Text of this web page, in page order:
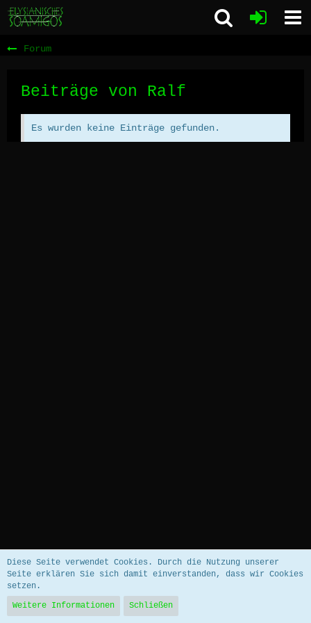
Forum
Beiträge von Ralf
Es wurden keine Einträge gefunden.
Community-Software:WoltLab Suite™ 5.5.26
Diese Seite verwendet Cookies. Durch die Nutzung unserer
Seite erklären Sie sich damit einverstanden, dass wir Cookies
setzen.
Weitere Informationen
Schließen